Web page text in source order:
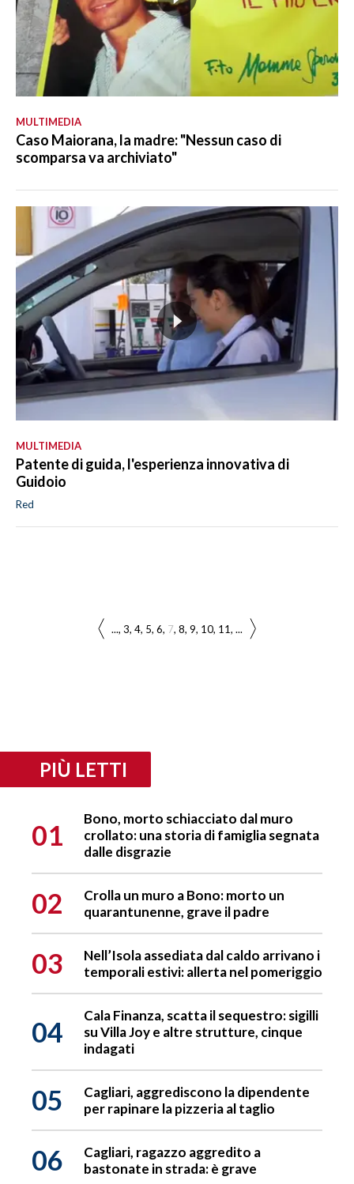
MULTIMEDIA
Caso Maiorana, la madre: "Nessun caso di
scomparsa va archiviato"
MULTIMEDIA
Patente di guida, l'esperienza innovativa di
Guidoio
Red
... 3 4 5 6 7 8 9 10 11 ...
PIÙ LETTI
01
Bono, morto schiacciato dal muro
crollato: una storia di famiglia segnata
dalle disgrazie
02
Crolla un muro a Bono: morto un
quarantunenne, grave il padre
03
Nell’Isola assediata dal caldo arrivano i
temporali estivi: allerta nel pomeriggio
04
Cala Finanza, scatta il sequestro: sigilli
su Villa Joy e altre strutture, cinque
indagati
05
Cagliari, aggrediscono la dipendente
per rapinare la pizzeria al taglio
06
Cagliari, ragazzo aggredito a
bastonate in strada: è grave